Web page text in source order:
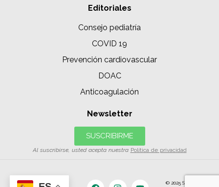
Editoriales
Consejo pediatría
COVID 19
Prevención cardiovascular
DOAC
Anticoagulación
Newsletter
SUSCRIBIRME
Al suscribirse, usted acepta nuestra Política de privacidad
© 2025 SIAC | Todos